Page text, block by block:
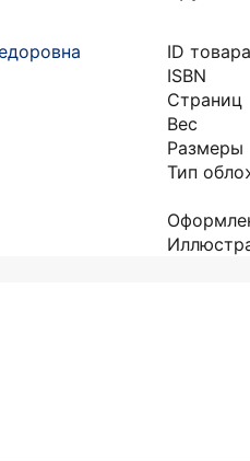
ID товара
ISBN
Страниц
Вес
Размеры
Тип